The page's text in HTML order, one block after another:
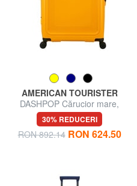
AMERICAN TOURISTER
DASHPOP Cărucior mare,
extensibil
30% REDUCERI
RON 892.14 RON 624.50